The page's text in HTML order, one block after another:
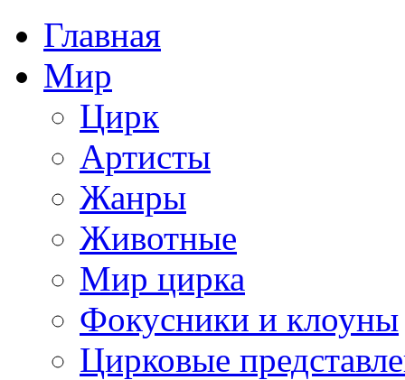
Главная
Мир
Цирк
Артисты
Жанры
Животные
Мир цирка
Фокусники и клоуны
Цирковые